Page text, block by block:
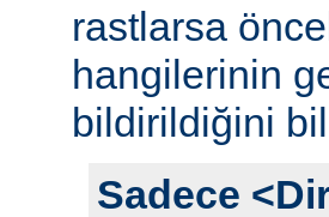
rastlarsa
hangilerinin
bildirildiğini
Sadece